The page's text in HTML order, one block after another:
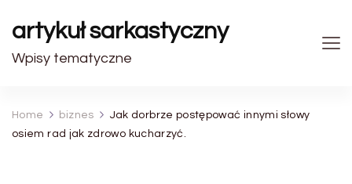
artykuł sarkastyczny
Wpisy tematyczne
Home biznes
Jak dorbrze postępować innymi słowy
osiem rad jak zdrowo kucharzyć.